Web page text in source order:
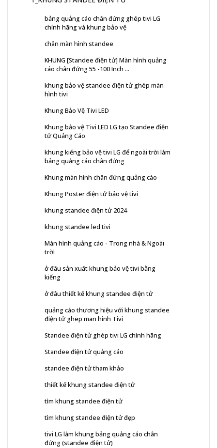
bảng quảng cáo chân đứng ghép tivi LG
chính hãng và khung bảo vệ
chân màn hình standee
KHUNG [Standee điện tử] Màn hình quảng
cáo chân đứng 55 -100 Inch ...
khung bảo vệ standee điện tử ghép màn
hình tivi
Khung Bảo Vệ Tivi LED
Khung bảo vệ Tivi LED LG tạo Standee điện
tử Quảng Cáo
khung kiếng bảo vệ tivi LG để ngoài trời làm
bảng quảng cáo chân đứng
Khung màn hình chân đứng quảng cáo
Khung Poster điện tử bảo vệ tivi
khung standee điện tử 2024
khung standee led tivi
Màn hình quảng cáo - Trong nhà & Ngoài
trời
ở đâu sản xuất khung bảo vệ tivi bằng
kiếng
ở đâu thiết kế khung standee điện tử
quảng cáo thương hiệu với khung standee
điện tử ghep man hinh Tivi
Standee điện tử ghép tivi LG chính hãng
Standee điện tử quảng cáo
standee điện tử tham khảo
thiết kế khung standee điện tử
tìm khung standee điện tử
tìm khung standee điện tử đẹp
tivi LG làm khung bảng quảng cáo chân
đứng (standee điện tử)